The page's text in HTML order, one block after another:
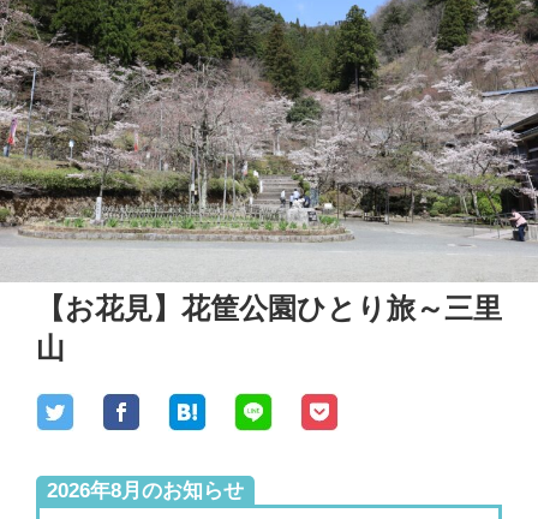
【お花見】花筐公園ひとり旅～三里
山
2026年8月のお知らせ